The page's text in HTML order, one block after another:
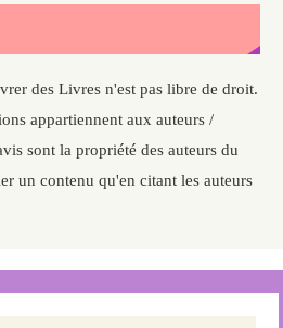
des Livres n'est pas libre de droit.
appartiennent aux auteurs /
sont la propriété des auteurs du
un contenu qu'en citant les auteurs